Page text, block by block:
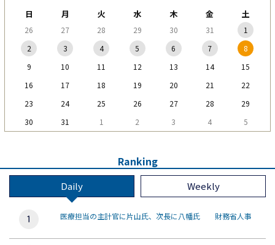
日 月 火 水 木 金 土
26 27 28 29 30 31
1
2
3 4 5 6 7
8
9
10 11 12 13 14
15
16
17 18 19 20 21
22
23
24 25 26 27 28
29
30
31 1 2 3 4 5
Ranking
Daily Weekly
医療担当の主計官に片山氏、次長に八幡氏 財務省人事